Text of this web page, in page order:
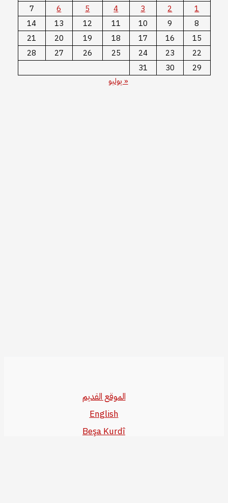
1
2
3
4
5
6
7
8
9
10
11
12
13
14
15
16
17
18
19
20
21
22
23
24
25
26
27
28
29
30
31
« يوليو
الموقع القديم
English
Beşa Kurdî